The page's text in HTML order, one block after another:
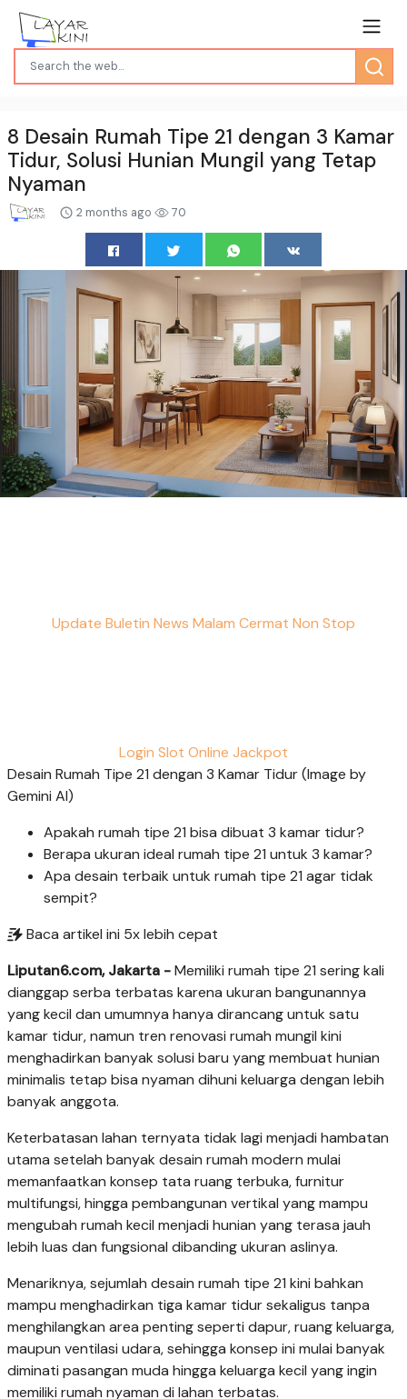
8 Desain Rumah Tipe 21 dengan 3 Kamar
Tidur, Solusi Hunian Mungil yang Tetap
Nyaman
2 months ago 70
Update Buletin News Malam Cermat Non Stop
Login Slot Online Jackpot
Desain Rumah Tipe 21 dengan 3 Kamar Tidur (Image by
Gemini AI)
Apakah rumah tipe 21 bisa dibuat 3 kamar tidur?
Berapa ukuran ideal rumah tipe 21 untuk 3 kamar?
Apa desain terbaik untuk rumah tipe 21 agar tidak
sempit?
Baca artikel ini 5x lebih cepat
Liputan6.com, Jakarta -Memiliki rumah tipe 21 sering kali
dianggap serba terbatas karena ukuran bangunannya
yang kecil dan umumnya hanya dirancang untuk satu
kamar tidur, namun tren renovasi rumah mungil kini
menghadirkan banyak solusi baru yang membuat hunian
minimalis tetap bisa nyaman dihuni keluarga dengan lebih
banyak anggota.
Keterbatasan lahan ternyata tidak lagi menjadi hambatan
utama setelah banyak desain rumah modern mulai
memanfaatkan konsep tata ruang terbuka, furnitur
multifungsi, hingga pembangunan vertikal yang mampu
mengubah rumah kecil menjadi hunian yang terasa jauh
lebih luas dan fungsional dibanding ukuran aslinya.
Menariknya, sejumlah desain rumah tipe 21 kini bahkan
mampu menghadirkan tiga kamar tidur sekaligus tanpa
menghilangkan area penting seperti dapur, ruang keluarga,
maupun ventilasi udara, sehingga konsep ini mulai banyak
diminati pasangan muda hingga keluarga kecil yang ingin
memiliki rumah nyaman di lahan terbatas.